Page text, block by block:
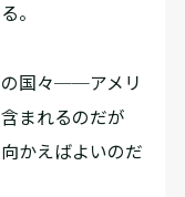
。
の国々──アメリ
まれるのだが
かえばよいのだ